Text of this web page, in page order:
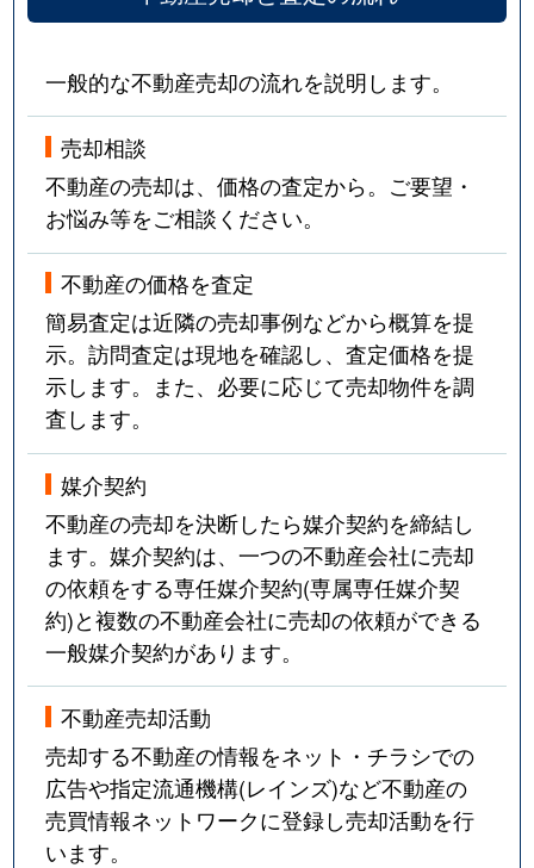
一般的な不動産売却の流れを説明します。
売却相談
不動産の売却は、価格の査定から。ご要望・
お悩み等をご相談ください。
不動産の価格を査定
簡易査定は近隣の売却事例などから概算を提
示。訪問査定は現地を確認し、査定価格を提
示します。また、必要に応じて売却物件を調
査します。
媒介契約
不動産の売却を決断したら媒介契約を締結し
ます。媒介契約は、一つの不動産会社に売却
の依頼をする専任媒介契約(専属専任媒介契
約)と複数の不動産会社に売却の依頼ができる
一般媒介契約があります。
不動産売却活動
売却する不動産の情報をネット・チラシでの
広告や指定流通機構(レインズ)など不動産の
売買情報ネットワークに登録し売却活動を行
います。